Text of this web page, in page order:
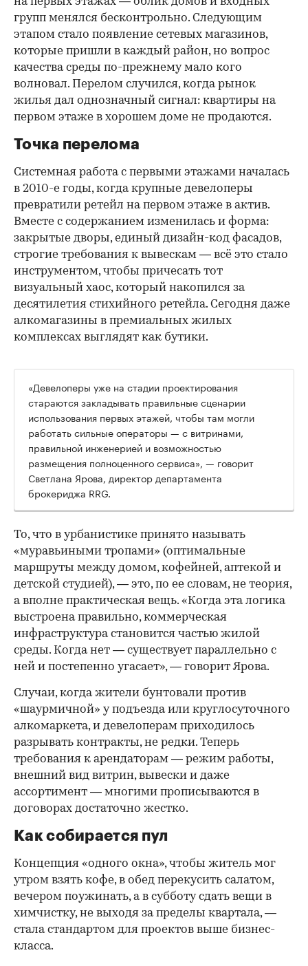
групп менялся бесконтрольно. Следующим
этапом стало появление сетевых магазинов,
которые пришли в каждый район, но вопрос
качества среды по-прежнему мало кого
волновал. Перелом случился, когда рынок
жилья дал однозначный сигнал: квартиры на
первом этаже в хорошем доме не продаются.
Точка перелома
Системная работа с первыми этажами началась
в 2010-е годы, когда крупные девелоперы
превратили ретейл на первом этаже в актив.
Вместе с содержанием изменилась и форма:
закрытые дворы, единый дизайн-код фасадов,
строгие требования к вывескам — всё это стало
инструментом, чтобы причесать тот
визуальный хаос, который накопился за
десятилетия стихийного ретейла. Сегодня даже
алкомагазины в премиальных жилых
комплексах выглядят как бутики.
00:00
«Девелоперы уже на стадии проектирования
стараются закладывать правильные сценарии
использования первых этажей, чтобы там могли
работать сильные операторы — с витринами,
правильной инженерией и возможностью
размещения полноценного сервиса», — говорит
Светлана Ярова, директор департамента
брокериджа RRG.
То, что в урбанистике принято называть
«муравьиными тропами» (оптимальные
маршруты между домом, кофейней, аптекой и
детской студией), — это, по ее словам, не теория,
а вполне практическая вещь. «Когда эта логика
выстроена правильно, коммерческая
инфраструктура становится частью жилой
среды. Когда нет — существует параллельно с
ней и постепенно угасает», — говорит Ярова.
Случаи, когда жители бунтовали против
«шаурмичной» у подъезда или круглосуточного
алкомаркета, и девелоперам приходилось
разрывать контракты, не редки. Теперь
требования к арендаторам — режим работы,
внешний вид витрин, вывески и даже
ассортимент — многими прописываются в
договорах достаточно жестко.
Как собирается пул
Концепция «одного окна», чтобы житель мог
утром взять кофе, в обед перекусить салатом,
вечером поужинать, а в субботу сдать вещи в
химчистку, не выходя за пределы квартала, —
стала стандартом для проектов выше бизнес-
класса.